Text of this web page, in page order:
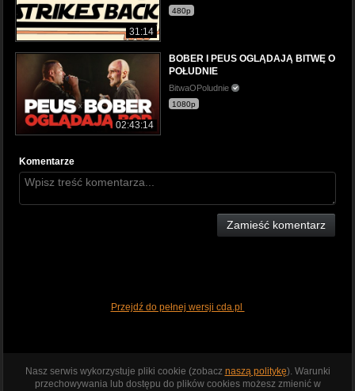
31:14
480p
02:43:14
BOBER I PEUS OGLĄDAJĄ BITWĘ O
POŁUDNIE
BitwaOPoludnie
1080p
Komentarze
Zamieść komentarz
Przejdź do pełnej wersji cda.pl
Nasz serwis wykorzystuje pliki cookie (zobacz naszą politykę). Warunki
przechowywania lub dostępu do plików cookies możesz zmienić w